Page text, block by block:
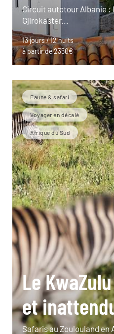
Circuit autotour Albanie :
Gjirokastër...
13 jours / 12 nuits
à partir de 2350€
Faune & safari
Voyager en décalé
Afrique du Sud
Le
et
Safaris au Zoulouland en